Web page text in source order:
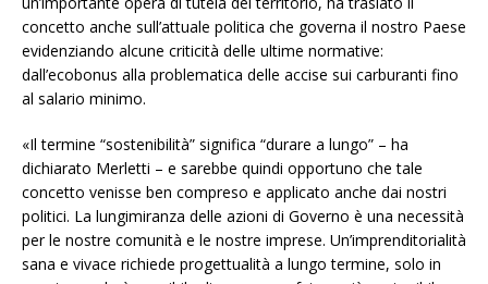
concetto anche sull’attuale politica che governa il nostro Paese
evidenziando alcune criticità delle ultime normative:
dall’ecobonus alla problematica delle accise sui carburanti fino
al salario minimo.
«Il termine “sostenibilità” significa “durare a lungo” – ha
dichiarato Merletti – e sarebbe quindi opportuno che tale
concetto venisse ben compreso e applicato anche dai nostri
politici. La lungimiranza delle azioni di Governo è una necessità
per le nostre comunità e le nostre imprese. Un’imprenditorialità
sana e vivace richiede progettualità a lungo termine, solo in